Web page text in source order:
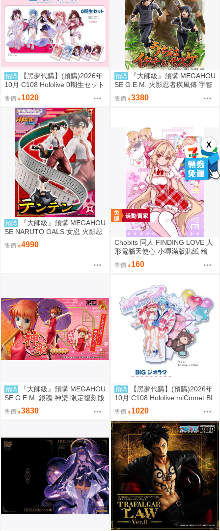
X
預購
【黑夢代購】(預購)2026年
10月 C108 Hololive 0期生セット
【非公式】套組 社團名:空色姉妹
繪師:綾香
售價 1020
預購
『大師級』預購 MEGAHOU
SE G.E.M. 火影忍者疾風傳 宇智
波鼬 & 宇智波佐助 再販
售價 3380
預購
『大師級』預購 MEGAHOU
SE NARUTO GALS 女忍 火影忍
者疾風傳 天天 再販
售價 4990
Chobits 同人 FINDING LOVE 人
形電腦天使心 小唧滿版貼紙 繪
師：Bee Bee
售價 160
預購
『大師級』預購 MEGAHOU
SE G.E.M. 銀魂 神樂 限定復刻版
售價 3830
預購
【黑夢代購】(預購)2026年
10月 C108 Hololive miComet BI
Gジオラマ 壓克力立牌 社團名:空
色姉妹 繪師:綾香
售價 1020